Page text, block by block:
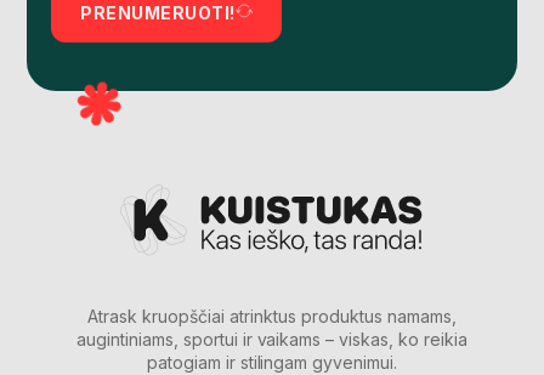
PRENUMERUOTI!
Atrask kruopščiai atrinktus produktus namams,
augintiniams, sportui ir vaikams – viskas, ko reikia
patogiam ir stilingam gyvenimui.